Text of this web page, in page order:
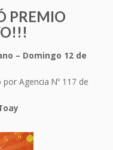
PREMIO
– Domingo 12 de
por Agencia Nº 117 de